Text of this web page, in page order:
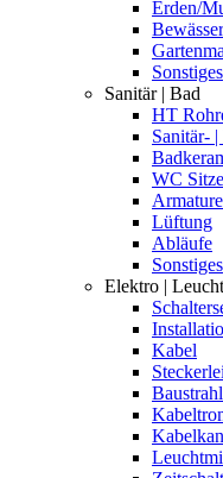
Erden/
Sonstiges
Sanitär | Bad
HT
Sanitär-
WC
Lüftung
Abläufe
Sonstiges
Elektro |
Kabel